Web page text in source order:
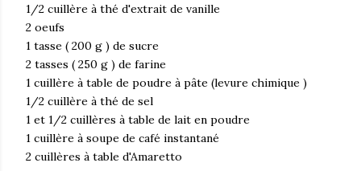
1/2 cuillère à thé d'extrait de vanille
2 oeufs
1 tasse ( 200 g ) de sucre
2 tasses ( 250 g ) de farine
1 cuillère à table de poudre à pâte (levure chimique )
1/2 cuillère à thé de sel
1 et 1/2 cuillères à table de lait en poudre
1 cuillère à soupe de café instantané
2 cuillères à table d'Amaretto